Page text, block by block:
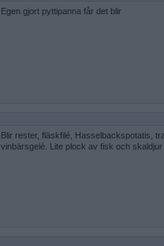
Egen gjort pyttipanna får det blir
Blir rester, fläskfilé, Hasselbackspotatis,
vinbärsgelé. Lite plock av fisk och skaldjur